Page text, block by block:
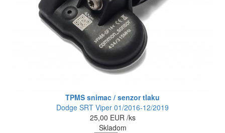
TPMS snimac / senzor tlaku
Dodge SRT Viper 01/2016-12/2019
25,00 EUR /ks
Skladom